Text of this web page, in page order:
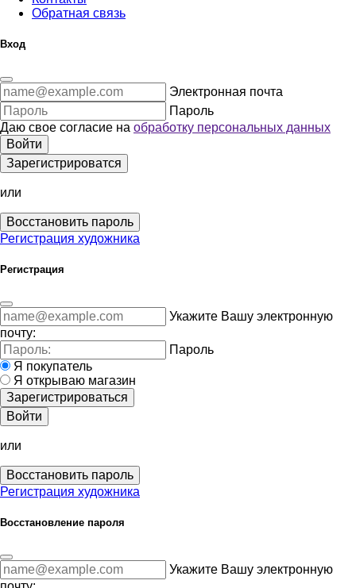
Обратная связь
Вход
Электронная почта
Пароль
Даю свое согласие на обработку персональных данных
Войти
Зарегистрироватся
или
Восстановить пароль
Регистрация художника
Регистрация
Укажите Вашу электронную
почту:
Пароль
Я покупатель
Я открываю магазин
Зарегистрироваться
Войти
или
Восстановить пароль
Регистрация художника
Восстановление пароля
Укажите Вашу электронную